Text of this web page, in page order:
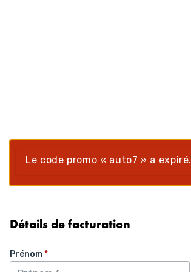
Le code promo « auto7 » a expiré.
Détails de facturation
Prénom*